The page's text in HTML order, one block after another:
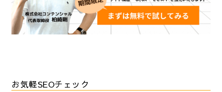
お気軽SEOチェック